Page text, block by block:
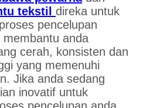
tekstil direka untuk
pencelupan
anda
cerah, konsisten dan
yang memenuhi
Jika anda sedang
inovatif untuk